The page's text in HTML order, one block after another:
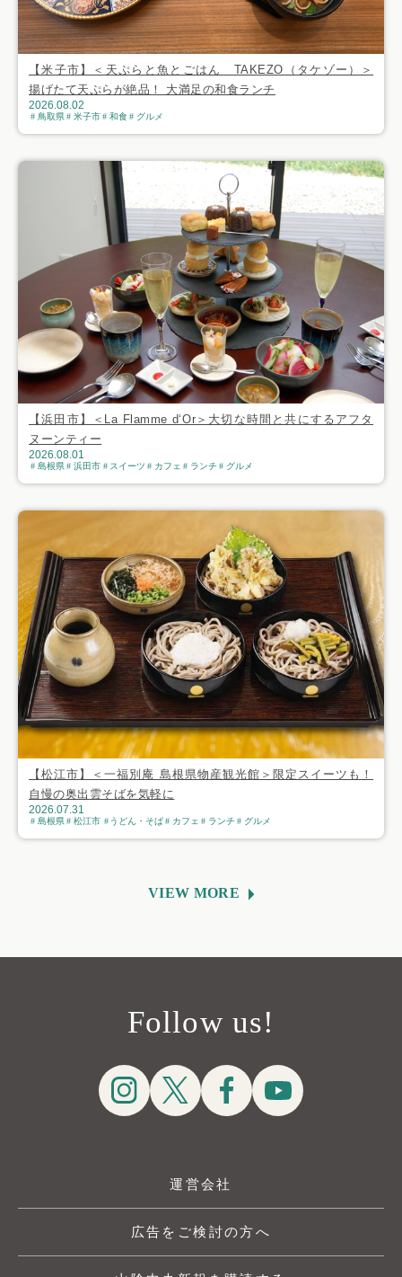
【米子市】＜天ぷらと魚とごはん TAKEZO（タケゾー）＞
揚げたて天ぷらが絶品！ 大満足の和食ランチ
2026.08.02
鳥取県 米子市 和食 グルメ
【浜田市】＜La Flamme d‘Or＞大切な時間と共にするアフタ
ヌーンティー
2026.08.01
島根県 浜田市 スイーツ カフェ ランチ グルメ
【松江市】＜一福別庵 島根県物産観光館＞限定スイーツも！
自慢の奥出雲そばを気軽に
2026.07.31
島根県 松江市 うどん・そば カフェ ランチ グルメ
VIEW MORE
Follow us!
運営会社
広告をご検討の方へ